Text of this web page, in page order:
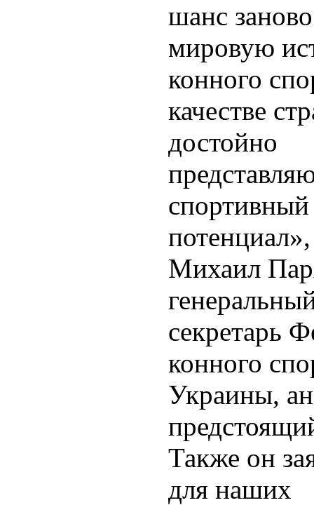
шанс
мировую
конного
качестве
достойно
спортивный
Михаил
секретарь
конного
Украины,
Также он
для наших